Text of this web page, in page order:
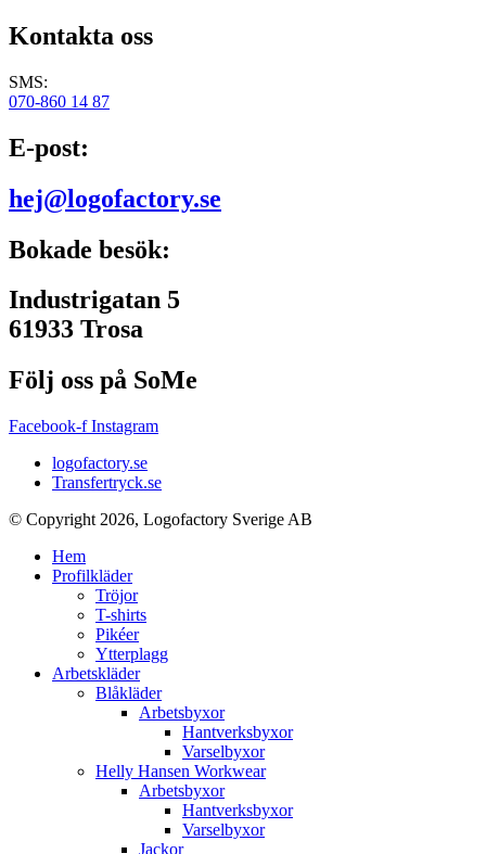
Kontakta oss
SMS:
070-860 14 87
E-post:
hej@logofactory.se
Bokade besök:
Industrigatan 5
61933 Trosa
Följ oss på SoMe
Facebook-f Instagram
logofactory.se
Transfertryck.se
© Copyright 2026, Logofactory Sverige AB
Hem
Profilkläder
Tröjor
T-shirts
Pikéer
Ytterplagg
Arbetskläder
Blåkläder
Arbetsbyxor
Hantverksbyxor
Varselbyxor
Helly Hansen Workwear
Arbetsbyxor
Hantverksbyxor
Varselbyxor
Jackor